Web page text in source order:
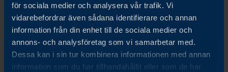
för sociala medier och analysera vår trafik. Vi
vidarebefordrar även sådana identifierare och annan
information från din enhet till de sociala medier och
annons- och analysföretag som vi samarbetar med.
Dessa kan i sin tur kombinera informationen med annan
information som du har tillhandahållit eller som de har
Gäst: Martin Jönsson, Program Manager, Smart
Transport, Business Sweden
Vänligen acceptera marknadsföringscookies för att ladda